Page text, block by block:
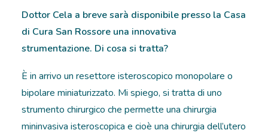
Dottor Cela a breve sarà disponibile presso la Casa
di Cura San Rossore una innovativa
strumentazione. Di cosa si tratta?
È in arrivo un resettore isteroscopico monopolare o
bipolare miniaturizzato. Mi spiego, si tratta di uno
strumento chirurgico che permette una chirurgia
mininvasiva isteroscopica e cioè una chirurgia dell’utero